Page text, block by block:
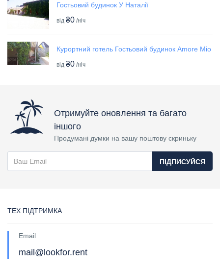
Гостьовий будинок У Наталії
від ₴0 /ніч
Курортний готель Гостьовий будинок Amore Mio
від ₴0 /ніч
Отримуйте оновлення та багато
іншого
Продумані думки на вашу поштову скриньку
ПІДПИСУЙСЯ
ТЕХ ПІДТРИМКА
Email
mail@lookfor.rent